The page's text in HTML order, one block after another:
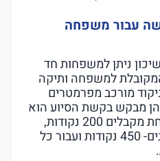
עבור משפחה
ניתן למשפחות חד
למשפחה ותיקה
מורכב מפרמטרים
מבקש בקשת הסיוע הוא
הורה עצמאי, עבור שנה אחת מקבלים 200 נקודות,
שנתיים- 300 נקודות, 5 שנים- 450 נקודות ועבור כל